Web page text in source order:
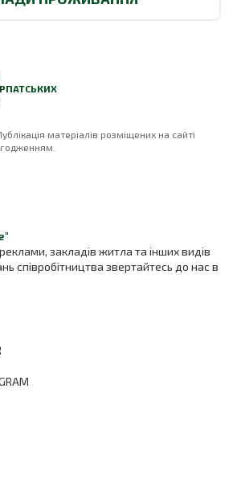
матеріалів розміщених на сайті
закладів житла та інших видів
співробітництва звертайтесь до нас в